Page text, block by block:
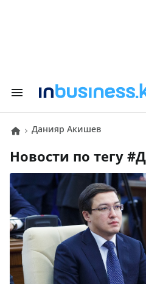
Данияр Акишев
Новости по тегу #